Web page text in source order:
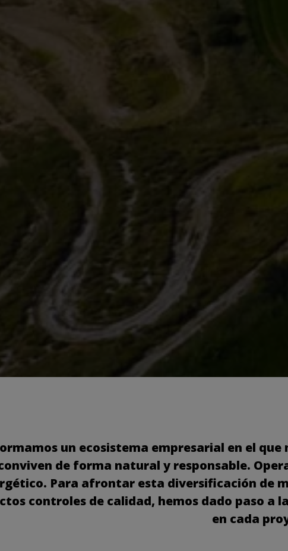
un ecosistema empresarial en el
de forma natural y responsable.
Para afrontar esta diversificación de
controles de calidad, hemos dado paso a
en cada